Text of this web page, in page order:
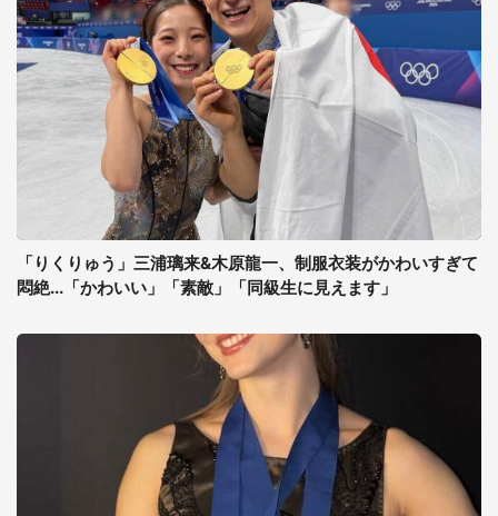
「りくりゅう」三浦璃来&木原龍一、制服衣装がかわいすぎて
悶絶...「かわいい」「素敵」「同級生に見えます」